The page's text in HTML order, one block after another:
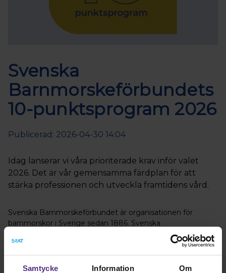
Samtycke Information Om
Svenska
Barnmorskeförbundets
10-punktsprogram 2026
Publicerad: 2026-04-30 14:04
Idag lanserar vi våra prioriterade krav inför valet
2026. Det är vår gemensamma färdplan för att
stärka professionen och utveckla framtidens vård.
Svenska Barnmorskeförbundet är organisationen för
barnmorskor i Sverige sedan 1886. Svenska
Barnmorskeförbundets vision är en stark, trygg och
kunskapsbaserad barnmorskekår, jämlika villkor för kvinnor,
ungdomar och transpersoner i hela landet, och ett
nationellt och internationellt ledarskap i utvecklingen av